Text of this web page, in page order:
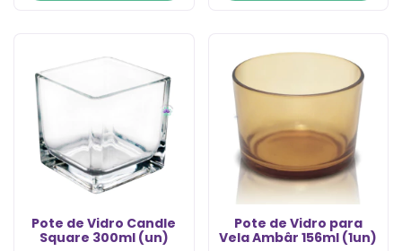
Pote de Vidro Candle
Square 300ml (un)
Pote de Vidro para
Vela Ambâr 156ml (1un)